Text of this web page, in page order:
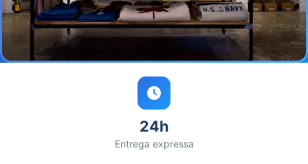
24h
Entrega expressa